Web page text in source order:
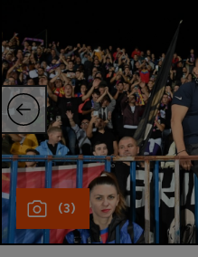
Cupa
Echipa
U21
Fotbal
Special
Diverse
Inedit
(3)